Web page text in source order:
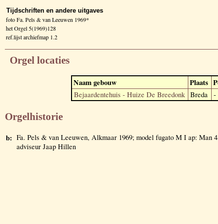
Tijdschriften en andere uitgaves
foto Fa. Pels & van Leeuwen 1969*
het Orgel 5(1969)128
ref.lijst archiefmap 1.2
Orgel locaties
Naam gebouw Plaats
Bejaardentehuis - Huize De Breedonk Breda -
Orgelhistorie
b: Fa. Pels & van Leeuwen, Alkmaar 1969; model fugato M I ap: Man 4
adviseur Jaap Hillen